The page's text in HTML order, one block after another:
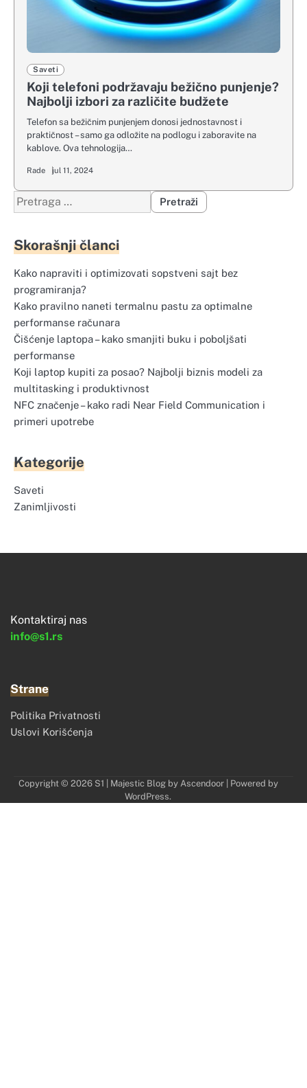
Saveti
Koji telefoni podržavaju bežično punjenje?
Najbolji izbori za različite budžete
Telefon sa bežičnim punjenjem donosi jednostavnost i
praktičnost – samo ga odložite na podlogu i zaboravite na
kablove. Ova tehnologija…
Rade jul 11, 2024
Pretraga
za:
Skorašnji članci
Kako napraviti i optimizovati sopstveni sajt bez
programiranja?
Kako pravilno naneti termalnu pastu za optimalne
performanse računara
Čišćenje laptopa – kako smanjiti buku i poboljšati
performanse
Koji laptop kupiti za posao? Najbolji biznis modeli za
multitasking i produktivnost
NFC značenje – kako radi Near Field Communication i
primeri upotrebe
Kategorije
Saveti
Zanimljivosti
Kontaktiraj nas
info@s1.rs
Strane
Politika Privatnosti
Uslovi Korišćenja
Copyright © 2026 S1 | Majestic Blog by Ascendoor| Powered by
WordPress.